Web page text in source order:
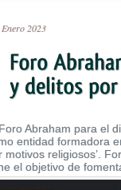
Enero 2023
Abraham para el
entidad formadora
motivos religiosos’.
el objetivo de